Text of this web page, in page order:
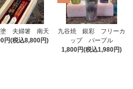
塗 夫婦箸 南天
円(税込8,800円)
九谷焼 銀彩 フリーカ
ップ パープル
1,800円(税込1,980円)